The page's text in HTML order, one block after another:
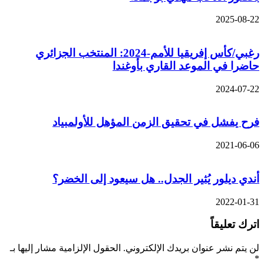
2025-08-22
رغبي/كأس إفريقيا للأمم-2024: المنتخب الجزائري
حاضرا في الموعد القاري بأوغندا
2024-07-22
فرح يفشل في تحقيق الزمن المؤهل للأولمبياد
2021-06-06
أندي ديلور يُثير الجدل.. هل سيعود إلى الخضر؟
2022-01-31
اترك تعليقاً
لن يتم نشر عنوان بريدك الإلكتروني. الحقول الإلزامية مشار إليها بـ
*